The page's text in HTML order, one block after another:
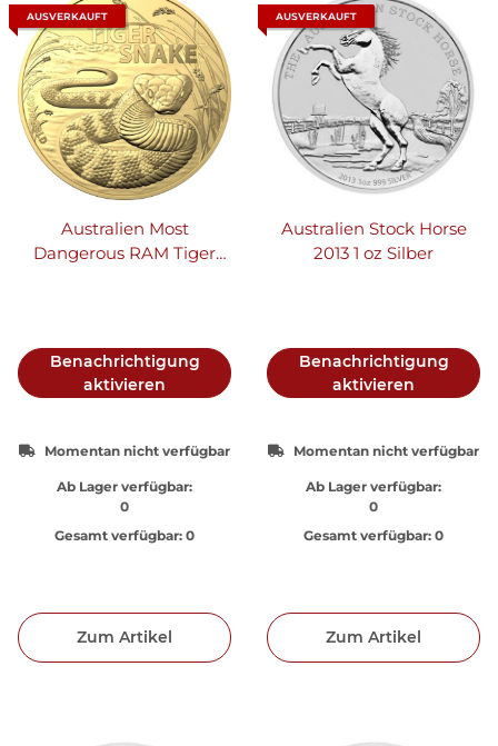
AUSVERKAUFT
Australien Most
Dangerous RAM Tiger
Benachrichtigung
aktivieren
Momentan nicht verfügbar
Ab Lager verfügbar:
0
Gesamt verfügbar: 0
Zum Artikel
AUSVERKAUFT
Australien Stock Horse
2013 1 oz Silber
Benachrichtigung
aktivieren
Momentan nicht verfügbar
Ab Lager verfügbar:
0
Gesamt verfügbar: 0
Zum Artikel